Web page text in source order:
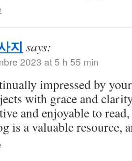
지 says:
2023 at 5 h 55 min
impressed by
with grace and
and enjoyable to
is a valuable resource,